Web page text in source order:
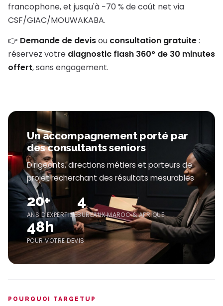
francophone, et jusqu'à −70 % de coût net via
CSF/GIAC/MOUWAKABA.
👉 Demande de devisou consultation gratuite:
réservez votre diagnostic flash 360° de 30 minutes
offert, sans engagement.
Un accompagnement porté par
des consultants seniors
Dirigeants, directions métiers et porteurs de
projet recherchant des résultats mesurables
20+
ANS D'EXPERTISE
4
BUREAUX MAROC & AFRIQUE
48h
POUR VOTRE DEVIS
POURQUOI TARGETUP